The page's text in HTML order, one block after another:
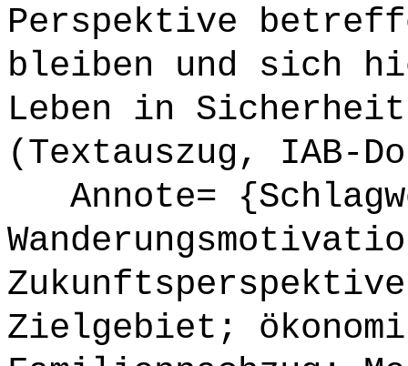
Perspektive
bleiben und sich
Leben in
(Textauszug, IAB-
Annote=
Zielgebiet;